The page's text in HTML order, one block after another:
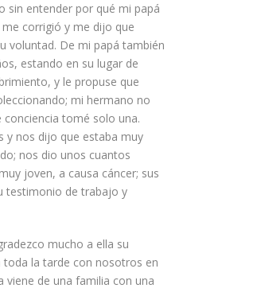
sin entender por qué mi papá
me corrigió y me dijo que
voluntad. De mi papá también
estando en su lugar de
y le propuse que
; mi hermano no
tomé solo una.
y nos dijo que estaba muy
nos dio unos cuantos
joven, a causa cáncer; sus
testimonio de trabajo y
mucho a ella su
toda la tarde con nosotros en
viene de una familia con una